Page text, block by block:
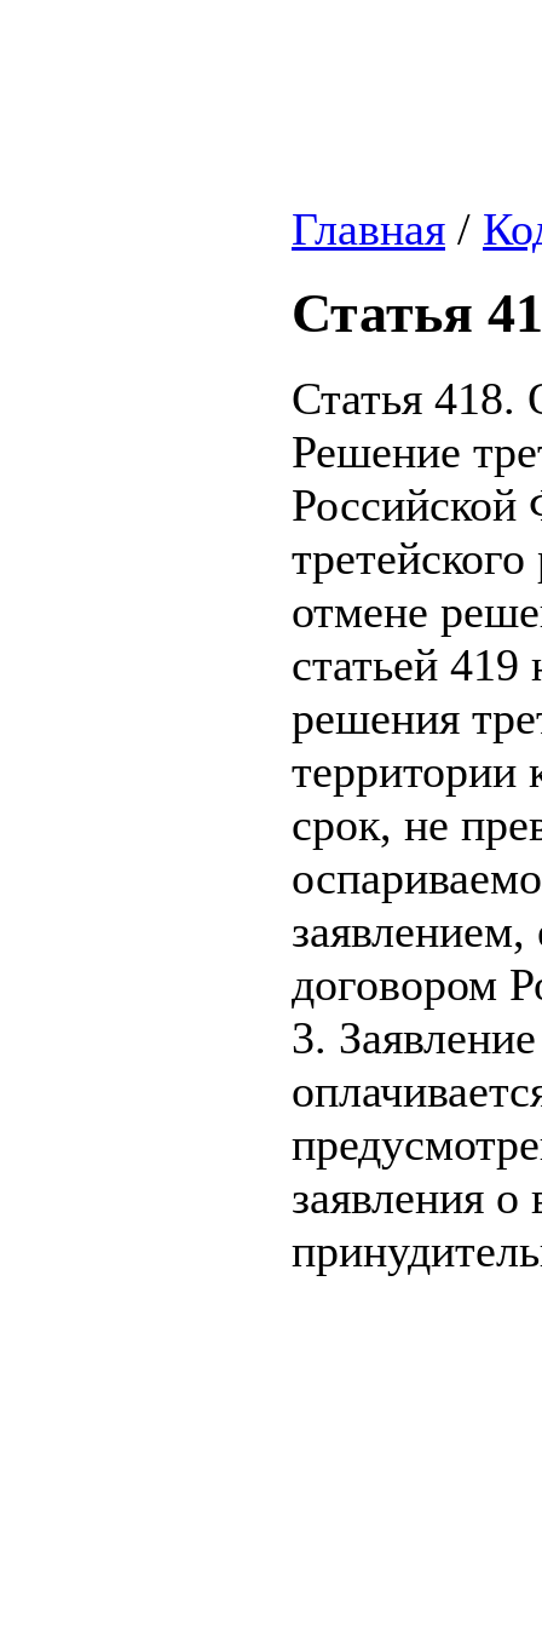
Главная /
Статья
Статья 418.
Решение
Российской
отмене
статьей 419
решения
территории
срок, не
договором
3.
заявления о